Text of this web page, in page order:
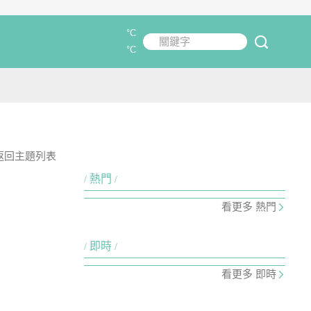
關鍵字
°C
°C
回主題列表
熱門
看更多 熱門
即時
看更多 即時